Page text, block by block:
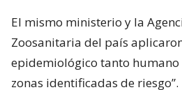
El mismo ministerio y la
Zoosanitaria del país
epidemiológico tanto humano
zonas identificadas de riesgo”.